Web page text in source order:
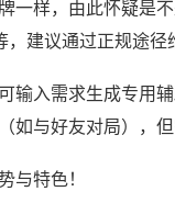
一样，由此怀疑是
建议通过正规途径
输入需求生成专用
如与好友对局），
与特色！